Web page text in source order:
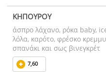
ΚΗΠΟΥΡΟΥ
άσπρο λάχανο, ρόκα baby,
λόλα, καρότο, φρέσκο
σπανάκι και σως βινεγκρέτ
7,60